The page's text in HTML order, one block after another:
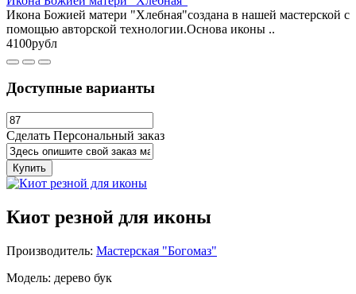
Икона Божией матери "Хлебная"создана в нашей мастерской с
помощью авторской технологии.Основа иконы ..
4100рубл
Доступные варианты
Сделать Персональный заказ
Купить
Киот резной для иконы
Производитель: Мастерская "Богомаз"
Модель: дерево бук